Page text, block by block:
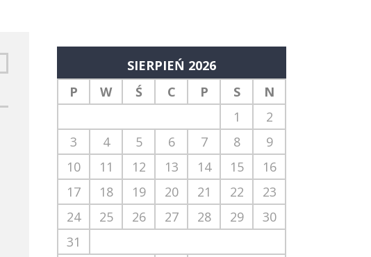
SIERPIEŃ 2026
P
W Ś C P S N
1
2
3
4 5 6 7 8
9
10
11 12 13 14 15
16
17
18 19 20 21 22
23
24
25 26 27 28 29
30
31